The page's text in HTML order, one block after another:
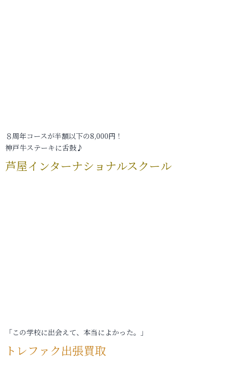
８周年コースが半額以下の8,000円！
神戸牛ステーキに舌鼓♪
芦屋インターナショナルスクール
「この学校に出会えて、本当によかった。」
トレファク出張買取